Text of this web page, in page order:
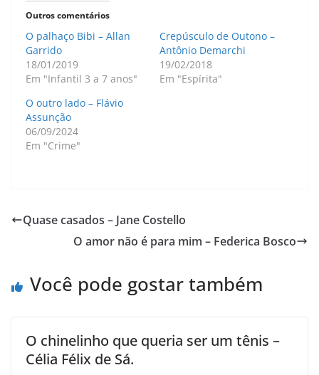
Outros comentários
O palhaço Bibi – Allan
Garrido
18/01/2019
Em "Infantil 3 a 7 anos"
Crepúsculo de Outono –
Antônio Demarchi
19/02/2018
Em "Espírita"
O outro lado – Flávio
Assunção
06/09/2024
Em "Crime"
Quase casados – Jane Costello
O amor não é para mim – Federica Bosco
Você pode gostar também
O chinelinho que queria ser um tênis –
Célia Félix de Sá.